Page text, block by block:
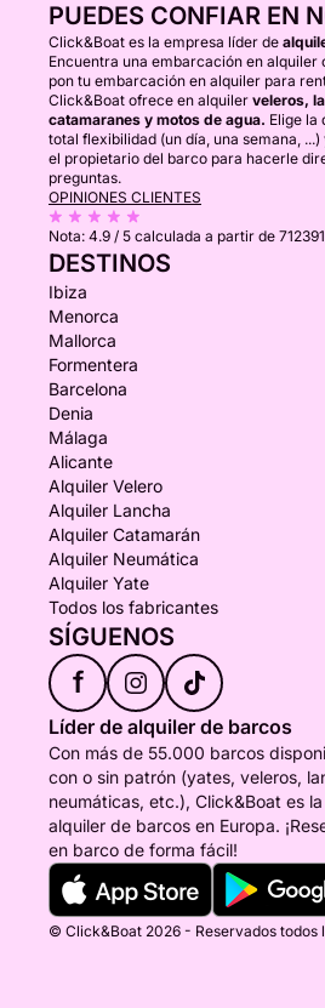
PUEDES CONFIAR EN
Click&Boat es la empresa líder de
Encuentra una embarcación en alquiler
pon tu embarcación en alquiler para
Click&Boat ofrece en alquiler veleros,
catamaranes y motos de agua. Elige la
total flexibilidad (un día, una semana,
el propietario del barco para hacerle
preguntas.
OPINIONES CLIENTES
Nota: 4.9 / 5 calculada a partir de
DESTINOS
Ibiza
Menorca
Mallorca
Formentera
Barcelona
Denia
Málaga
Alicante
Alquiler Velero
Alquiler Lancha
Alquiler Catamarán
Alquiler Neumática
Alquiler Yate
Todos los fabricantes
SÍGUENOS
f
Líder de alquiler de barcos
Con más de 55.000 barcos
con o sin patrón (yates, veleros,
neumáticas, etc.), Click&Boat es
alquiler de barcos en Europa.
en barco de forma fácil!
© Click&Boat 2026 - Reservados todos